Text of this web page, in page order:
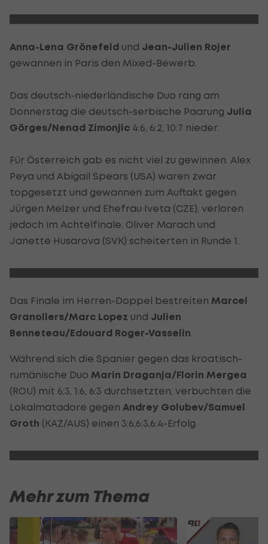
Anna-Lena Grönefeld und Jean-Julien Rojer
gewannen in Paris den Mixed-Bewerb.
Das deutsch-niederländische Duo rang am
Donnerstag die deutsch-serbische Paarung Julia
Görges/Nenad Zimonjic 4:6, 6:2, 10:7 nieder.
Für Österreich gab es nicht viel zu gewinnen. Alex
Peya und Abigail Spears (USA) waren zwar
topgesetzt und gewannen zum Auftakt gegen
Jürgen Melzer und Ehefrau Iveta (CZE), verloren
jedoch im Achtelfinale. Oliver Marach und
Janette Husarova (SVK) scheiterten in Runde 1.
Das Finale im Herren-Doppel bestreiten Marcel
Granollers/Marc Lopez und Julien
Benneteau/Edouard Roger-Vasselin
Während sich die Spanier gegen das kroatisch-
rumänische Duo Marin Draganja/Florin Mergea
(ROU) mit 6:3, 1:6, 6:3 durchsetzten, verbuchten die
Lokalmatadore gegen Andrey Golubev/Samuel
Groth (KAZ/AUS) einen 3:6,6:3,6:4-Erfolg.
Mehr zum Thema